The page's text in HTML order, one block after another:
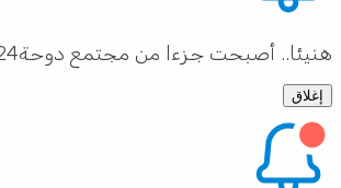
هنيئا.. أصبحت جزءا من مجتمع دوحة24
إغلاق